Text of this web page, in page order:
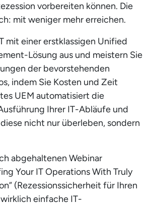
vorbereiten können. Die
mit weniger mehr erreichen.
mit einer erstklassigen Unified
Lösung aus und meistern Sie
der bevorstehenden
indem Sie Kosten und Zeit
UEM automatisiert die
Ihrer IT-Abläufe und
nicht nur überleben, sondern
abgehaltenen Webinar
Your IT Operations With Truly
(Rezessionssicherheit für Ihren
einfache IT-